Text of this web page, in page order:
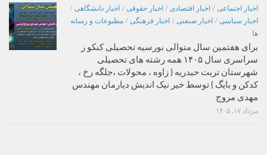
اخبار اجتماعی / اخبار اقتصادی / اخبار حقوقی / اخبار دانشگاهی /
اخبار سیاسی / اخبار صنعتی / اخبار فرهنگی / مطبوعات و رسانه
ها
برای هفتمین سال متوالی بورسیه تحصیلی کنکو ر
سراسری سال ۱۴۰۵ همه رشته های تحصیلی
شهرستان تربت حیدریه ( زاوه ، محولات ،جلگه رخ ،
کدکن و بایگ ) توسط خیر نیک اندیش دیارمان مهندس
مهدی مروج
مرداد ۱۷, ۱۴۰۵